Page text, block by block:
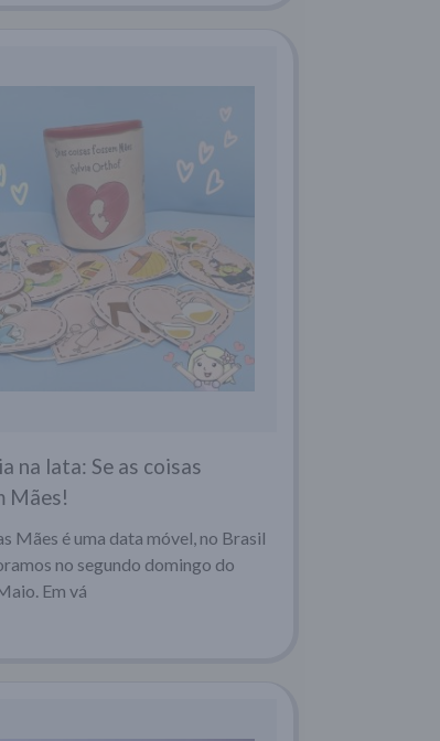
na lata: Se as coisas
Mães!
Mães é uma data móvel, no Brasil
no segundo domingo do
Em vá